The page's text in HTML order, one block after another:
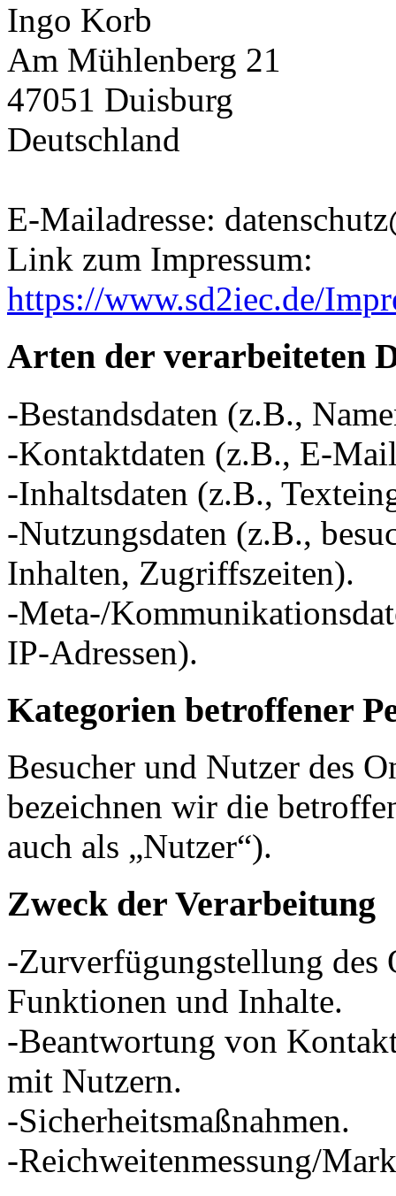
Ingo Korb
Am Mühlenberg 21
47051 Duisburg
Deutschland
E-Mailadresse:
Link zum Impressum:
https://www.sd2iec.de/
Arten der verarbeiteten
-Bestandsdaten (z.B.,
-Kontaktdaten (z.B., E-
-Inhaltsdaten (z.B.,
-Nutzungsdaten (z.B.,
Inhalten, Zugriffszeiten).
-Meta-/
IP-Adressen).
Kategorien betroffener
Besucher und Nutzer des
bezeichnen wir die
auch als „Nutzer“).
Zweck der Verarbeitung
-Zurverfügungstellung des
Funktionen und Inhalte.
-Beantwortung von
mit Nutzern.
-Sicherheitsmaßnahmen.
-Reichweitenmessung/